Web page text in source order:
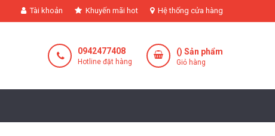
Tài khoản Khuyến mãi hot Hệ thống cửa hàng
0942477408
Hotline đặt hàng
() Sản phẩm
Giỏ hàng